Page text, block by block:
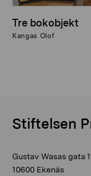
Tre bokobjekt
Kangas Olof
Stiftelsen
Gustav Wasas gata
10600 Ekenäs